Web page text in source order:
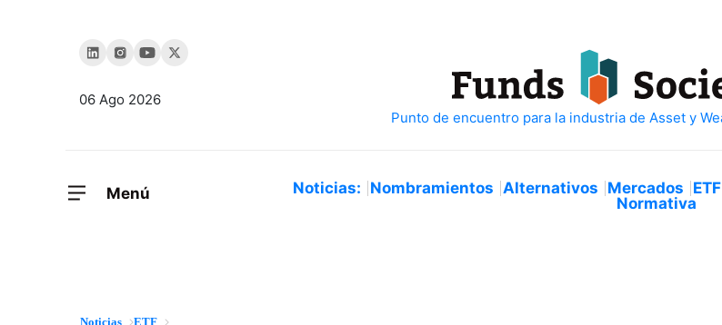
06 Ago 2026
Menú Noticias: Nombramientos Alternativos Mercados ETF
Normativa
Noticias ETF